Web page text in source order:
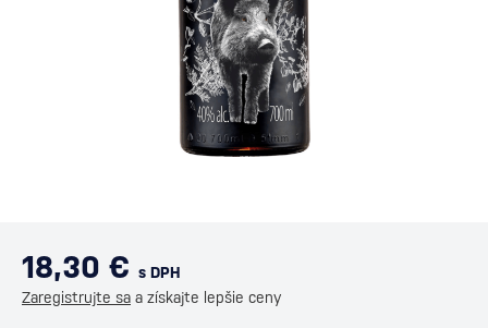
18,30 € s DPH
Zaregistrujte sa a získajte lepšie ceny